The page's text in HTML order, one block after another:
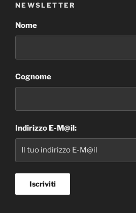
NEWSLETTER
Nome
Cognome
Indirizzo E-M@il: